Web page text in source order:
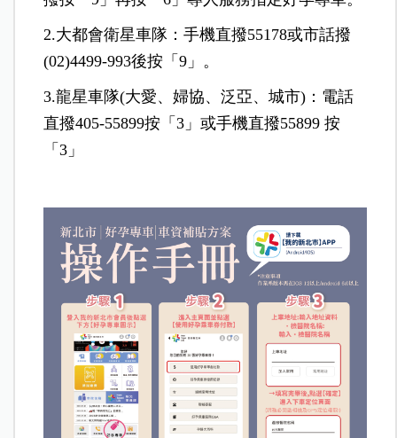
2.大都會衛星車隊：手機直撥55178或市話撥
(02)4499-993後按「9」。
3.龍星車隊(大愛、婦協、泛亞、城市)：電話
直撥405-55899按「3」或手機直撥55899 按
「3」